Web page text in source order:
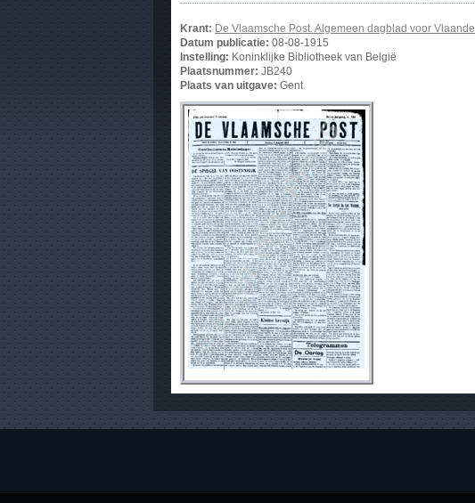
Krant: De Vlaamsche Post. Algemeen dagblad voor
Datum publicatie: 08-08-1915
Instelling: Koninklijke Bibliotheek van België
Plaatsnummer: JB240
Plaats van uitgave: Gent